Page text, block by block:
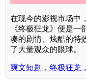
在现今的影视市场中
《终极狂龙》便是
凑的剧情、炫酷的特
了大量观众的眼球。
爽文短剧，终极狂龙